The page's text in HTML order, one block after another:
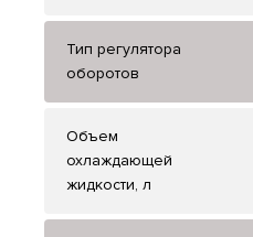
Тип регулятора
оборотов
Объем
охлаждающей
жидкости, л